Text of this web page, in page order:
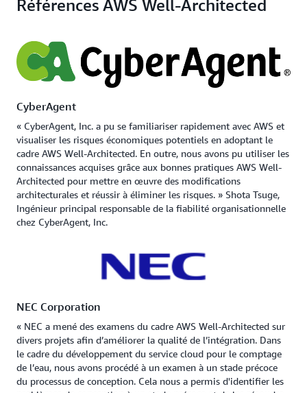
Références AWS Well-Architected
CyberAgent
« CyberAgent, Inc. a pu se familiariser rapidement avec AWS et
visualiser les risques économiques potentiels en adoptant le
cadre AWS Well-Architected. En outre, nous avons pu utiliser les
connaissances acquises grâce aux bonnes pratiques AWS Well-
Architected pour mettre en œuvre des modifications
architecturales et réussir à éliminer les risques. » Shota Tsuge,
Ingénieur principal responsable de la fiabilité organisationnelle
chez CyberAgent, Inc.
NEC Corporation
« NEC a mené des examens du cadre AWS Well-Architected sur
divers projets afin d’améliorer la qualité de l’intégration. Dans
le cadre du développement du service cloud pour le comptage
de l’eau, nous avons procédé à un examen à un stade précoce
du processus de conception. Cela nous a permis d'identifier les